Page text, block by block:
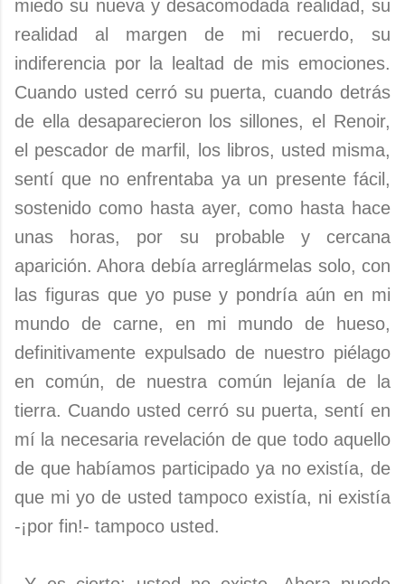
miedo su nueva y desacomodada realidad, su
realidad al margen de mi recuerdo, su
indiferencia por la lealtad de mis emociones.
Cuando usted cerró su puerta, cuando detrás
de ella desaparecieron los sillones, el Renoir,
el pescador de marfil, los libros, usted misma,
sentí que no enfrentaba ya un presente fácil,
sostenido como hasta ayer, como hasta hace
unas horas, por su probable y cercana
aparición. Ahora debía arreglármelas solo, con
las figuras que yo puse y pondría aún en mi
mundo de carne, en mi mundo de hueso,
definitivamente expulsado de nuestro piélago
en común, de nuestra común lejanía de la
tierra. Cuando usted cerró su puerta, sentí en
mí la necesaria revelación de que todo aquello
de que habíamos participado ya no existía, de
que mi yo de usted tampoco existía, ni existía
-¡por fin!- tampoco usted.